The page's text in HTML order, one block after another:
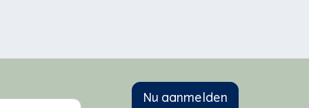
Nu aanmelden